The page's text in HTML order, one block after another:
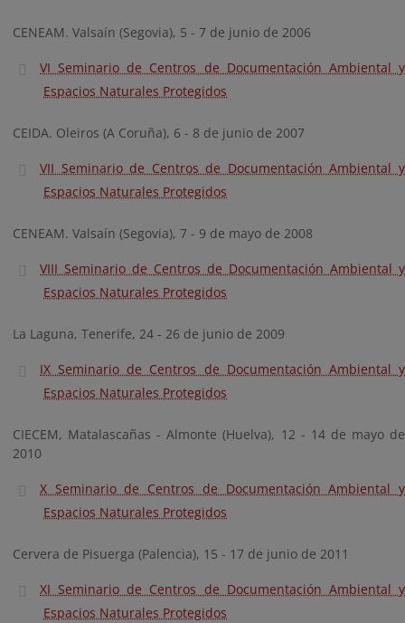
CENEAM. Valsaín (Segovia), 5 - 7 de junio de 2006
VI Seminario de Centros de Documentación Ambiental y
Espacios Naturales Protegidos
CEIDA. Oleiros (A Coruña), 6 - 8 de junio de 2007
VII Seminario de Centros de Documentación Ambiental y
Espacios Naturales Protegidos
CENEAM. Valsaín (Segovia), 7 - 9 de mayo de 2008
VIII Seminario de Centros de Documentación Ambiental y
Espacios Naturales Protegidos
La Laguna, Tenerife, 24 - 26 de junio de 2009
IX Seminario de Centros de Documentación Ambiental y
Espacios Naturales Protegidos
CIECEM, Matalascañas - Almonte (Huelva), 12 - 14 de mayo de
2010
X Seminario de Centros de Documentación Ambiental y
Espacios Naturales Protegidos
Cervera de Pisuerga (Palencia), 15 - 17 de junio de 2011
XI Seminario de Centros de Documentación Ambiental y
Espacios Naturales Protegidos